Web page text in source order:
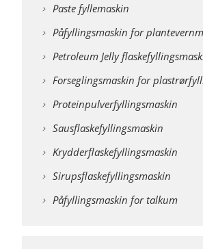
Paste fyllemaskin
Påfyllingsmaskin for
Petroleum Jelly
Forseglingsmaskin for
Proteinpulverfyllingsmaskin
Sausflaskefyllingsmaskin
Krydderflaskefyllingsmaskin
Sirupsflaskefyllingsmaskin
Påfyllingsmaskin for talkum